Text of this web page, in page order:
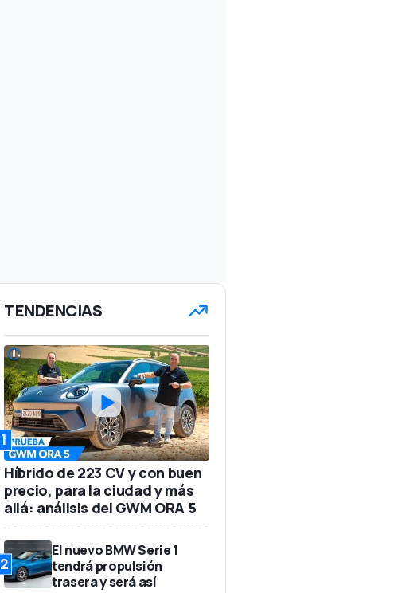
TENDENCIAS
1
Híbrido de 223 CV y con buen
precio, para la ciudad y más
allá: análisis del GWM ORA 5
2
El nuevo BMW Serie 1
tendrá propulsión
trasera y será así